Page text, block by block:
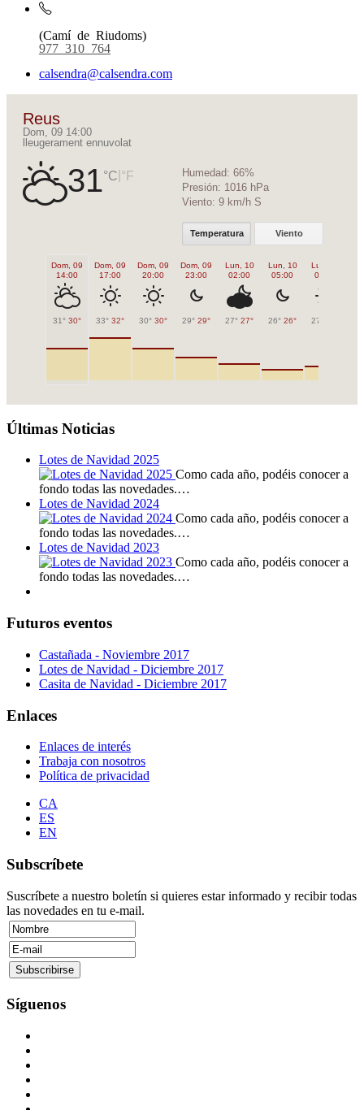
(Camí de Riudoms)
977 310 764
calsendra@calsendra.com
Reus
Dom, 09 14:00
lleugerament ennuvolat
31°C °F Humedad: 66%
Presión: 1016 hPa
Viento: 9 km/h S
Temperatura Viento
Dom, 09
14:00
31° 30°
Dom, 09
17:00
33° 32°
Dom, 09
20:00
30° 30°
Dom, 09
23:00
29° 29°
Lun, 10
02:00
27° 27°
Lun, 10
05:00
26° 26°
Lun, 10
08:00
27°
Últimas Noticias
Lotes de Navidad 2025
Como cada año, podéis conocer a
fondo todas las novedades.…
Lotes de Navidad 2024
Como cada año, podéis conocer a
fondo todas las novedades.…
Lotes de Navidad 2023
Como cada año, podéis conocer a
fondo todas las novedades.…
Futuros eventos
Castañada - Noviembre 2017
Lotes de Navidad - Diciembre 2017
Casita de Navidad - Diciembre 2017
Enlaces
Enlaces de interés
Trabaja con nosotros
Política de privacidad
CA
ES
EN
Subscríbete
Suscríbete a nuestro boletín si quieres estar informado y recibir todas
las novedades en tu e-mail.
Síguenos